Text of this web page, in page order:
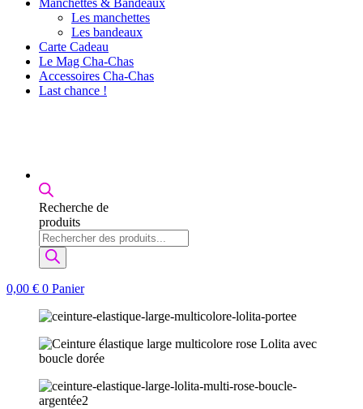
Manchettes & Bandeaux
Les manchettes
Les bandeaux
Carte Cadeau
Le Mag Cha-Chas
Accessoires Cha-Chas
Last chance !
Recherche de
produits
0,00 € 0 Panier